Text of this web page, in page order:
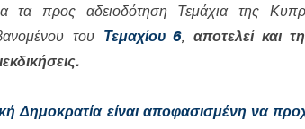
τα προς αδειοδότηση Τεμάχια της
του Τεμαχίου 6,αποτελεί και
Δημοκρατία είναι αποφασισμένη να